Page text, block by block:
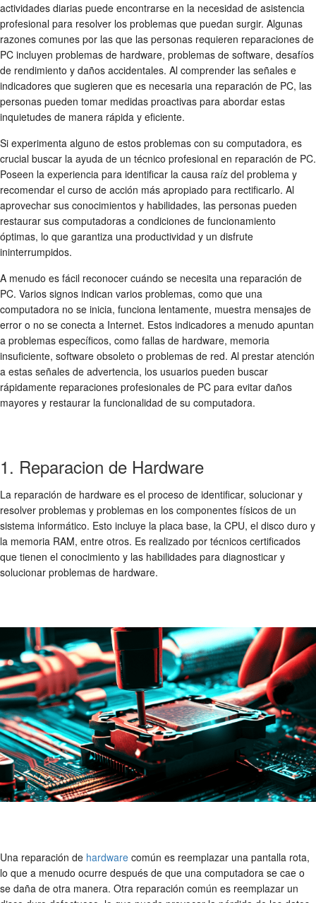
actividades diarias puede encontrarse en la necesidad de asistencia
profesional para resolver los problemas que puedan surgir. Algunas
razones comunes por las que las personas requieren reparaciones de
PC incluyen problemas de hardware, problemas de software, desafíos
de rendimiento y daños accidentales. Al comprender las señales e
indicadores que sugieren que es necesaria una reparación de PC, las
personas pueden tomar medidas proactivas para abordar estas
inquietudes de manera rápida y eficiente.
Si experimenta alguno de estos problemas con su computadora, es
crucial buscar la ayuda de un técnico profesional en reparación de PC.
Poseen la experiencia para identificar la causa raíz del problema y
recomendar el curso de acción más apropiado para rectificarlo. Al
aprovechar sus conocimientos y habilidades, las personas pueden
restaurar sus computadoras a condiciones de funcionamiento
óptimas, lo que garantiza una productividad y un disfrute
ininterrumpidos.
A menudo es fácil reconocer cuándo se necesita una reparación de
PC. Varios signos indican varios problemas, como que una
computadora no se inicia, funciona lentamente, muestra mensajes de
error o no se conecta a Internet. Estos indicadores a menudo apuntan
a problemas específicos, como fallas de hardware, memoria
insuficiente, software obsoleto o problemas de red. Al prestar atención
a estas señales de advertencia, los usuarios pueden buscar
rápidamente reparaciones profesionales de PC para evitar daños
mayores y restaurar la funcionalidad de su computadora.
1. Reparacion de Hardware
La reparación de hardware es el proceso de identificar, solucionar y
resolver problemas y problemas en los componentes físicos de un
sistema informático. Esto incluye la placa base, la CPU, el disco duro y
la memoria RAM, entre otros. Es realizado por técnicos certificados
que tienen el conocimiento y las habilidades para diagnosticar y
solucionar problemas de hardware.
Una reparación de hardware común es reemplazar una pantalla rota,
lo que a menudo ocurre después de que una computadora se cae o
se daña de otra manera. Otra reparación común es reemplazar un